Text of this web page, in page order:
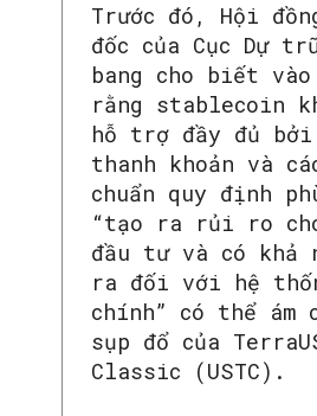
Trước đó, Hội
đốc của Cục Dự
bang cho biết
rằng stablecoin
hỗ trợ đầy đủ
thanh khoản và
chuẩn quy định
“tạo ra rủi ro
đầu tư và có khả
ra đối với hệ
chính” có thể ám
sụp đổ của
Classic (USTC).